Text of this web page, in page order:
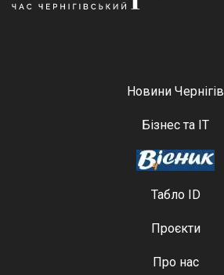
Новини Чернігів
Бізнес та ІТ
Табло ID
Проєкти
Про нас